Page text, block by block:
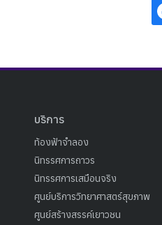
บริการ
ท้องฟ้าจำลอง
นิทรรศการถาวร
นิทรรศการเสมือนจริง
ศูนย์บริการวิทยาศาสตร์สุขภาพ
ศูนย์สร้างสรรค์เยาวชน